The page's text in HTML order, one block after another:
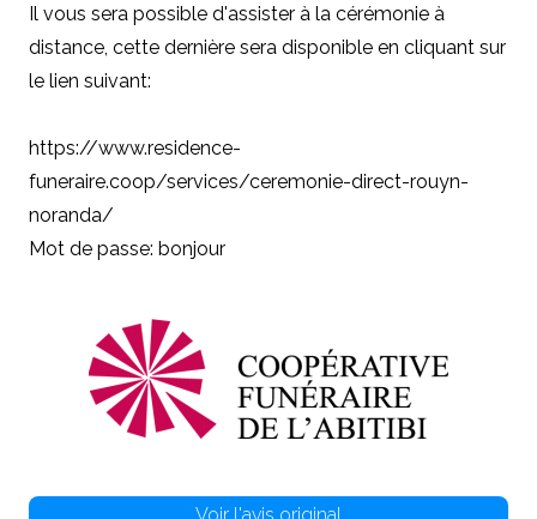
Il vous sera possible d'assister à la cérémonie à
distance, cette dernière sera disponible en cliquant sur
le lien suivant:
https://www.residence-
funeraire.coop/services/ceremonie-direct-rouyn-
noranda/
Mot de passe: bonjour